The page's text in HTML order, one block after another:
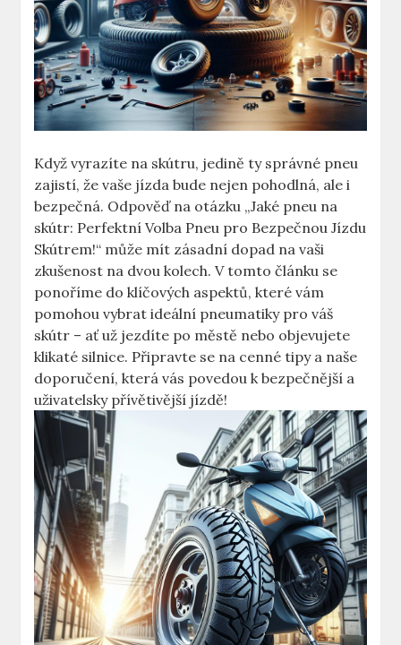
Když vyrazíte na skútru, jedině ty správné pneu
zajistí, že vaše jízda bude nejen pohodlná, ale i
bezpečná. Odpověď na otázku „Jaké pneu na
skútr: Perfektní Volba Pneu pro Bezpečnou Jízdu
Skútrem!“ může mít zásadní dopad na vaši
zkušenost na dvou kolech. V tomto článku se
ponoříme do klíčových aspektů, které vám
pomohou vybrat ideální pneumatiky pro váš
skútr – ať už jezdíte po městě nebo objevujete
klikaté silnice. Připravte se na cenné tipy a naše
doporučení, která vás povedou k bezpečnější a
uživatelsky přívětivější jízdě!